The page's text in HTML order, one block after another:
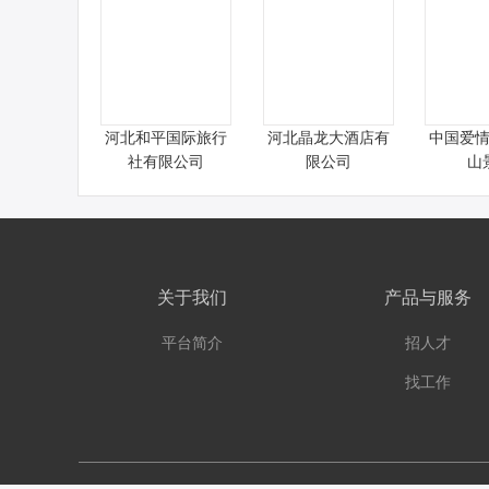
河北和平国际旅行
社有限公司
河北晶龙大酒店有
限公司
中国爱
山
关于我们
平台简介
产品与服务
招人才
找工作